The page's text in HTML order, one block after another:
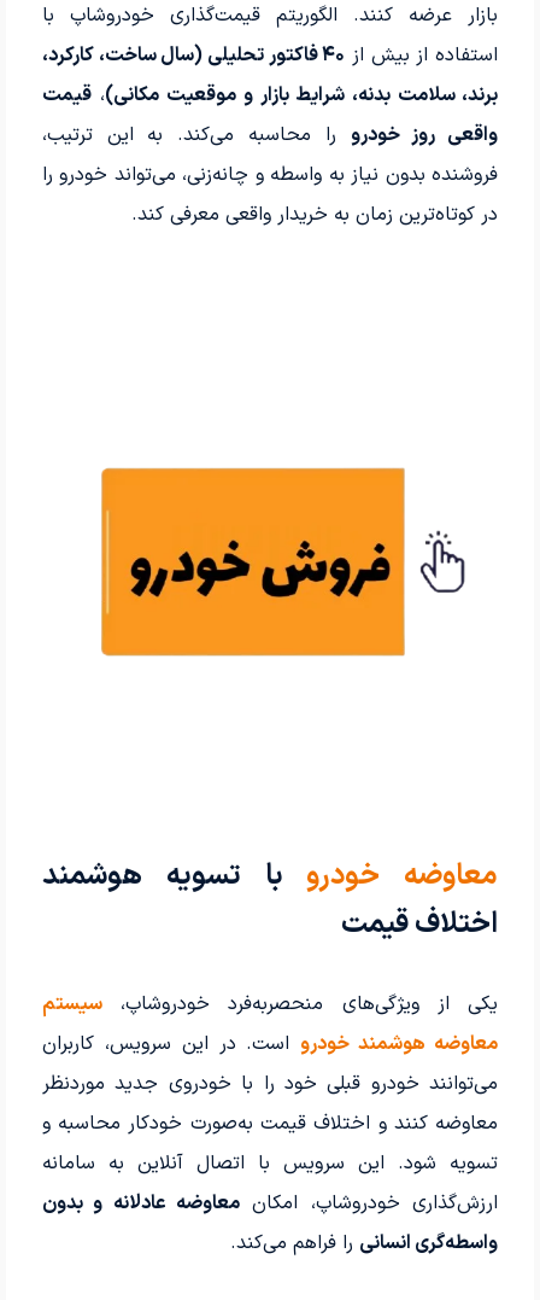
بازار عرضه کنند. الگوریتم قیمت‌گذاری خودروشاپ با
استفاده از بیش از
۴۰ فاکتور تحلیلی (سال ساخت، کارکرد،
برند، سلامت بدنه، شرایط بازار و موقعیت مکانی)،قیمت
واقعی روز خودرو را محاسبه می‌کند. به این ترتیب،
فروشنده بدون نیاز به واسطه و چانه‌زنی، می‌تواند خودرو را
در کوتاه‌ترین زمان به خریدار واقعی معرفی کند.
معاوضه خودروبا تسویه هوشمند
اختلاف قیمت
یکی از ویژگی‌های منحصربه‌فرد خودروشاپ،سیستم
معاوضه هوشمند خودرواست. در این سرویس، کاربران
می‌توانند خودرو قبلی خود را با خودروی جدید موردنظر
معاوضه کنند و اختلاف قیمت به‌صورت خودکار محاسبه و
تسویه شود. این سرویس با اتصال آنلاین به سامانه
ارزش‌گذاری خودروشاپ، امکان معاوضه عادلانه و بدون
واسطه‌گری انسانی را فراهم می‌کند.